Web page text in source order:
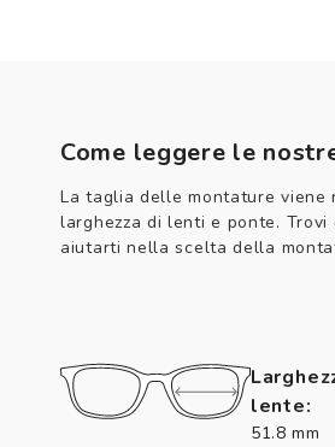
Come leggere le
La taglia delle montature viene
larghezza di lenti e ponte.
aiutarti nella scelta della
lente:
51.8 mm